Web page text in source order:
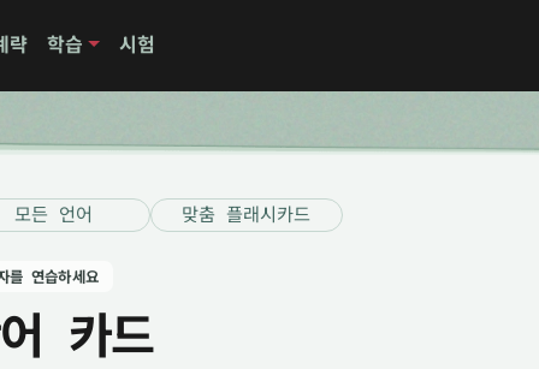
략 학습 시험
모든 언어 맞춤 플래시카드
를 연습하세요
카드